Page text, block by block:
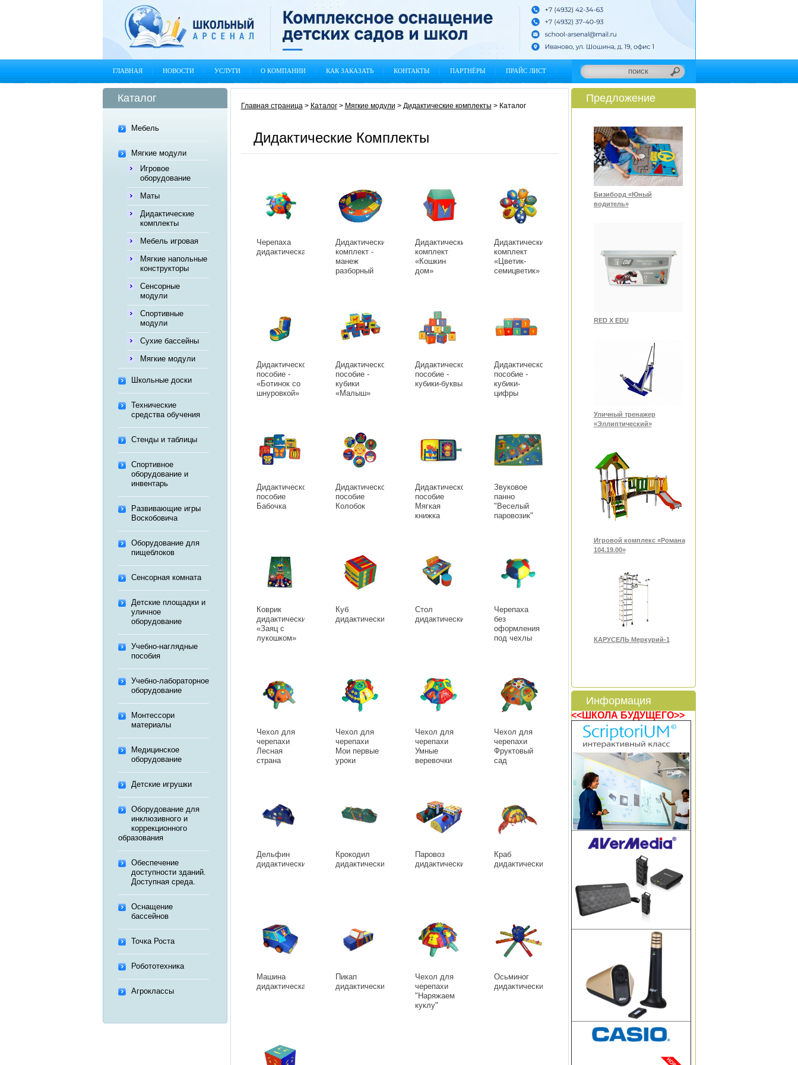
ГЛАВНАЯ НОВОСТИ УСЛУГИ О КОМПАНИИ КАК ЗАКАЗАТЬ КОНТАКТЫ ПАРТНЁРЫ ПРАЙС ЛИСТ
Каталог
Мебель
Мягкие модули
Игровое
оборудование
Маты
Дидактические
комплекты
Мебель игровая
Мягкие напольные
конструкторы
Сенсорные
модули
Спортивные
модули
Сухие бассейны
Мягкие модули
Школьные доски
Технические
средства обучения
Стенды и таблицы
Спортивное
оборудование и
инвентарь
Развивающие игры
Воскобовича
Оборудование для
пищеблоков
Сенсорная комната
Детские площадки и
уличное
оборудование
Учебно-наглядные
пособия
Учебно-лабораторное
оборудование
Монтессори
материалы
Медицинское
оборудование
Детские игрушки
Оборудование для
инклюзивного и
коррекционного
образования
Обеспечение
доступности зданий.
Доступная среда.
Оснащение
бассейнов
Точка Роста
Робототехника
Агроклассы
Главная страница> Каталог> Мягкие модули > Дидактические комплекты > Каталог
Дидактические Комплекты
Черепаха
дидактическая
Дидактический
комплект -
манеж
разборный
Дидактический
комплект
«Кошкин
дом»
Дидактический
комплект
«Цветик-
семицветик»
Дидактическое
пособие -
«Ботинок со
шнуровкой»
Дидактическое
пособие -
кубики
«Малыш»
Дидактическое
пособие -
кубики-буквы
Дидактическое
пособие -
кубики-
цифры
Дидактическое
пособие
Бабочка
Дидактическое
пособие
Колобок
Дидактическое
пособие
Мягкая
книжка
Звуковое
панно
"Веселый
паровозик"
Коврик
дидактический
«Заяц с
лукошком»
Куб
дидактический.
Стол
дидактический
Черепаха
без
оформления
под чехлы
Чехол для
черепахи
Лесная
страна
Чехол для
черепахи
Мои первые
уроки
Чехол для
черепахи
Умные
веревочки
Чехол для
черепахи
Фруктовый
сад
Дельфин
дидактический
Крокодил
дидактический
Паровоз
дидактический
Краб
дидактический
Машина
дидактическая
Пикап
дидактический
Чехол для
черепахи
"Наряжаем
куклу"
Осьминог
дидактический
Предложение
Бизиборд «Юный
водитель»
RED X EDU
Уличный тренажер
«Эллиптический»
Игровой комплекс «Романа
104.19.00»
КАРУСЕЛЬ Меркурий-1
Информация
<<ШКОЛА БУДУЩЕГО>>